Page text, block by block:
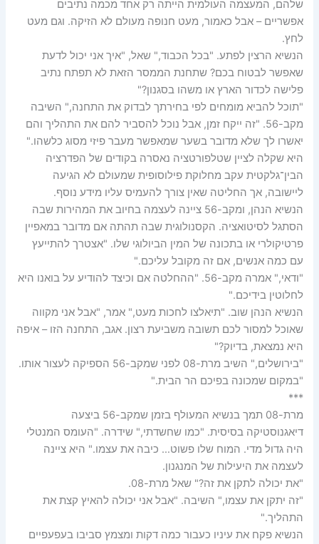
שלהם, המעצמה העולמית הייתה רק אחד מכמה נתיבים
אפשריים – אבל כאמור, מעט חנופה מעולם לא הזיקה. וגם מעט
לחץ.
הנשיא הרצין לפתע. "בכל הכבוד," שאל, "איך אני יכול לדעת
שאפשר לבטוח בכם? שתחנת הממסר הזאת לא תפתח נתיב
פלישה לכדור הארץ או משהו בסגנון?"
"תוכל להביא מומחים לפי בחירתך לבדוק את התחנה," השיבה
מקב-56. "זה ייקח זמן, אבל נוכל להסביר להם את התהליך והם
יאשרו לך שלא מדובר בשער שמאפשר מעבר פיזי מסוג כלשהו."
היא שקלה לציין שטלפורטציה נאסרה בקודים של הפדרציה
הבין־גלקטית עקב מחלוקת פילוסופית שמעולם לא הגיעה
ליישובה, אך החליטה שאין צורך להעמיס עליו מידע נוסף.
הנשיא הנהן, ומקב-56 ציינה לעצמה בחיוב את המהירות שבה
הסתגל לסיטואציה. הקסנולוגית שבה תהתה אם מדובר במאפיין
פרטיקולרי או בתכונה של המין הביולוגי שלו. "אצטרך להתייעץ
עם כמה אנשים, אם זה מקובל עליכם."
"ודאי," אמרה מקב-56. "ההחלטה אם וכיצד להודיע על בואנו היא
לחלוטין בידיכם."
הנשיא הנהן שוב. "תיאלצו לחכות מעט," אמר, "אבל אני מקווה
שאוכל למסור לכם תשובה משביעת רצון. אגב, התחנה הזו – איפה
היא נמצאת, בדיוק?"
"בירושלים," השיב מרת-08 לפני שמקב-56 הספיקה לעצור אותו.
"במקום שמכונה בפיכם הר הבית."
***
מרת-08 תמך בנשיא המעולף בזמן שמקב-56 ביצעה
דיאגנוסטיקה בסיסית. "כמו שחשדתי," שידרה. "העומס המנטלי
היה גדול מדי. המוח שלו פשוט… כיבה את עצמו." היא ציינה
לעצמה את היעילות של המנגנון.
"את יכולה לתקן את זה?" שאל מרת-08.
"זה יתקן את עצמו," השיבה. "אבל אני יכולה להאיץ קצת את
התהליך."
הנשיא פקח את עיניו כעבור כמה דקות ומצמץ סביבו בעפעפיים